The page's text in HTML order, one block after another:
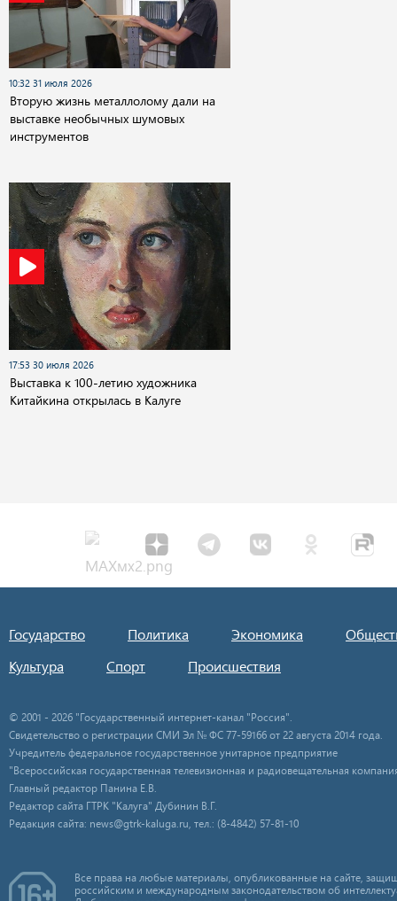
10:32 31 июля 2026
Вторую жизнь металлолому дали на
выставке необычных шумовых
инструментов
17:53 30 июля 2026
Выставка к 100-летию художника
Китайкина открылась в Калуге
Государство Политика Экономика
Культура
Спорт Происшествия
© 2001 - 2026 "Государственный интернет-канал "Россия".
Свидетельство о регистрации СМИ Эл № ФС 77-59166 от 22 августа 2014 года.
Учредитель федеральное государственное унитарное предприятие
"Всероссийская государственная телевизионная и радиовещательная
Главный редактор Панина Е.В.
Редактор сайта ГТРК "Калуга" Дубинин В.Г.
Редакция сайта: news@gtrk-kaluga.ru, тел.: (8-4842) 57-81-10
Все права на любые материалы, опубликованные на сайте,
российским и международным законодательством об